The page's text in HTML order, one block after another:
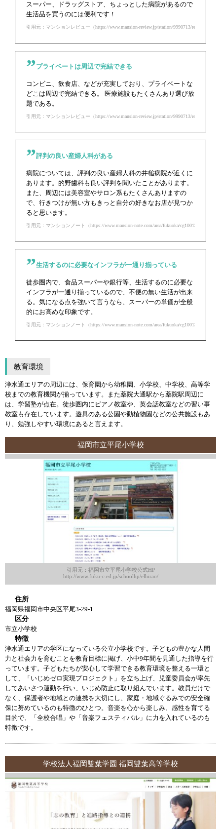
スーパー、ドラッグストア、ちょっとした病院があるので
生活品を買うのには便利です！
引用元：マンションレビュー（https://www.mansion-review.jp/station/9990713/review.html）
プライベートは周辺で完結できる
コンビニ、飲食店、などが充実しており、プライベートな
どこは周辺で完結できる。 医療施設もたくさんあり選び放
題である。
引用元：マンションレビュー（https://www.mansion-review.jp/station/9990713/review.html）
評判の良い産婦人科がある
病院については、評判の良い産婦人科の井槌病院が近くに
あります。的野歯科も良い評判を聞いたことがあります。
また、周辺には美容室やサロン系もたくさんありますの
で、行きつけが無い方もきっと自分の好きなお店が見つか
ると思います。
引用元：マンションノート（https://www.mansion-note.com/area/fukuoka/cg1001393/
生活するのに必要なインフラが一通り揃っている
徒歩圏内で、食品スーパーや銀行等、生活するのに必要な
インフラが一通り揃っているので、不便の無い生活が出来
る。気になる点を強いて言うなら、スーパーの単価が全般
的にお高めな印象です。
引用元：マンションノート（https://www.mansion-note.com/area/fukuoka/cg1001393/
教育環境
浄水通エリアの周辺には、保育園から幼稚園、小学校、中学校、高等学
校までの教育機関が揃っています。また薬院大通駅から薬院駅周辺に
は、学習塾が点在。徒歩圏内にピアノ教室や、英会話教室などの習い事
教室も存在しています。遊具のある公園や動植物園などの公共施設もあ
り、勉強しやすい環境にあると言えます。
福岡市立平尾小学校
引用元：福岡市立平尾小学校公式HP
http://www.fuku-c.ed.jp/schoolhp/elhirao/
住所
福岡県福岡市中央区平尾3-29-1
区分
市立小学校
特徴
浄水通エリアの学区になっている公立小学校です。子どもの豊かな人間
力と社会力を育むことを教育目標に掲げ、小中9年間を見通した指導を行
っています。子どもたちが安心して学習できる教育環境を整える一環と
して、「いじめゼロ実現プロジェクト」を立ち上げ、児童委員会が率先
してあいさつ運動を行い、いじめ防止に取り組んでいます。教員だけで
なく、保護者や地域との連携を大切にし、家庭・地域ぐるみでの安全確
保に努めているのも特徴のひとつ。音楽を心から楽しみ、感性を育てる
目的で、「全校合唱」や「音楽フェスティバル」に力を入れているのも
特徴です。
学校法人福岡雙葉学園 福岡雙葉高等学校